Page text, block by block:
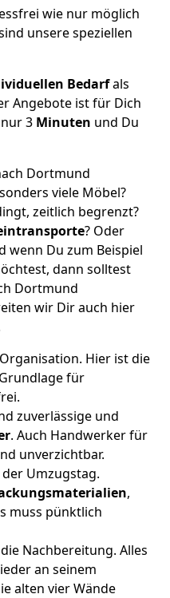
wie nur möglich
unsere speziellen
Bedarfals
Angebote ist für Dich
3 Minuten und Du
Dortmund
viele Möbel?
zeitlich begrenzt?
? Oder
wenn Du zum Beispiel
dann solltest
Dortmund
wir Dir auch hier
Hier ist die
für
zuverlässige und
. Auch Handwerker für
unverzichtbar.
Umzugstag.
,
muss pünktlich
Nachbereitung. Alles
an seinem
alten vier Wände